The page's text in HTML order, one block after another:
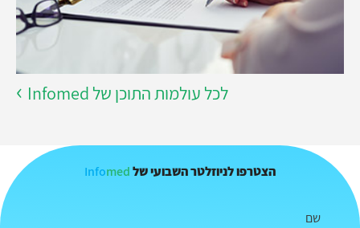
לכל עולמות התוכן של Infomed
הצטרפו לניוזלטר השבועי של Infomed
שם